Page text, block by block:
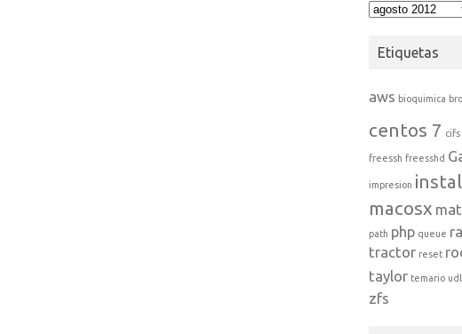
Archivos
Etiquetas
aws bioquimica
centos 7 cifs
freessh freesshd
impresion
macosx
path php queue
tractor reset
taylor temario udl
zfs